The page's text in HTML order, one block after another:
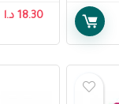
Wax
18.30 د.ا